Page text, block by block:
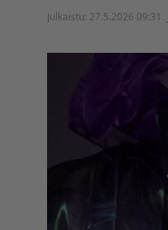
Julkaistu: 27.5.2026 09:31